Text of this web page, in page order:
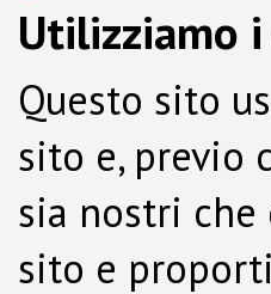
Utilizziamo
Questo sito
sito e, previo
sia nostri
sito e